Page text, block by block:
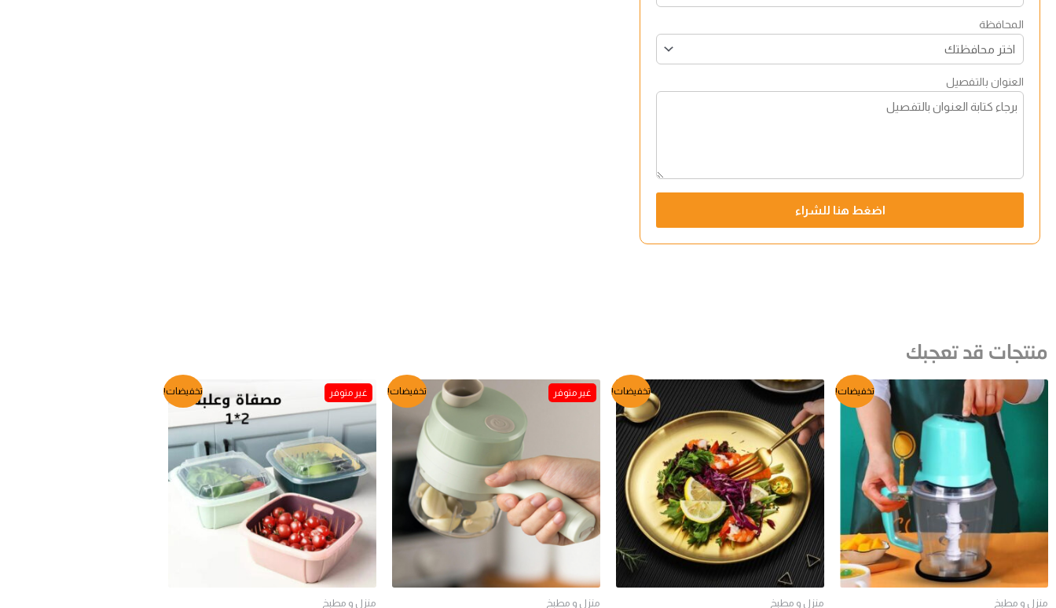
المحافظة
العنوان بالتفصيل
اضغط هنا للشراء
منتجات قد تعجبك
تخفيضات!
منزل و مطبخ
السعر
الأصلي
هو:
EGP890.
هو:
EGP811.
تخفيضات!
منزل و مطبخ
السعر
الأصلي
هو:
EGP699.
السعر
الحالي
هو:
EGP499.
تخفيضات!
منزل و مطبخ
السعر
الأصلي
السعر
الحالي
EGP350.
تخفيضات!
منزل و مطبخ
السعر
الأصلي
هو:
EGP300.
الحالي
هو: